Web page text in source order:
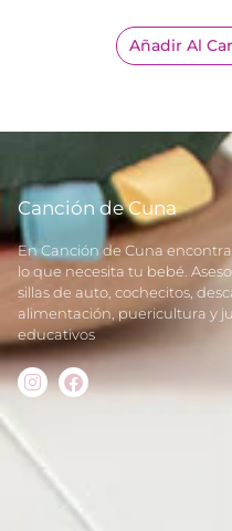
Añadir Al
Canción de Cuna
En Canción de Cuna
lo que necesita tu bebé.
sillas de auto, cochecitos,
alimentación, puericultura y
educativos